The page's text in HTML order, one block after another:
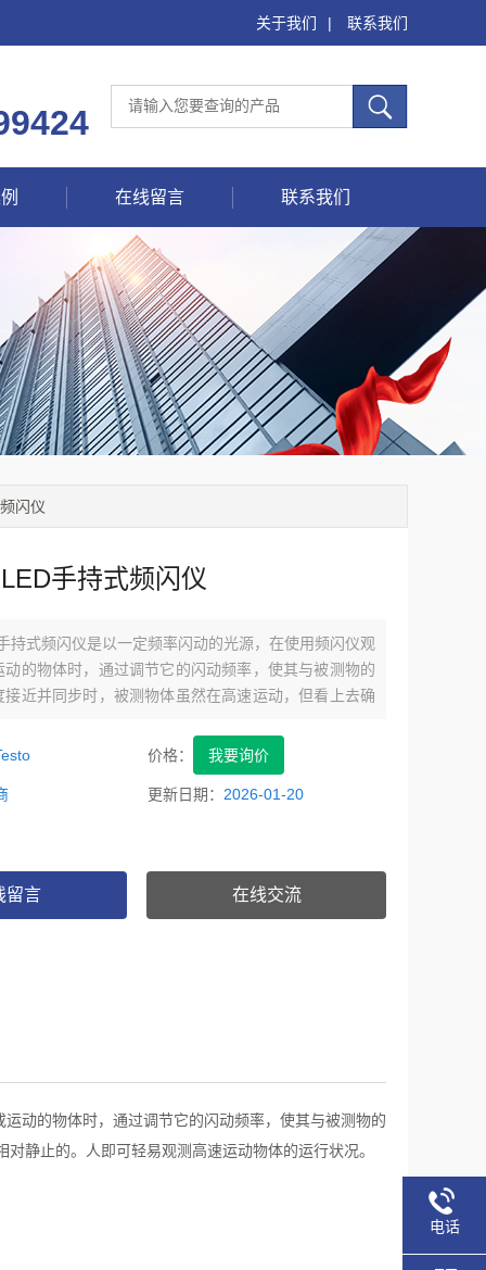
关于我们 | 联系我们
在线留言 联系我们
闪仪
手持式频闪仪
持式频闪仪是以一定频率闪动的光源，在使用频闪仪观
动的物体时，通过调节它的闪动频率，使其与被测物的
接近并同步时，被测物体虽然在高速运动，但看上去确
装市场线、装配线，灌装线、传输系统等。
价格： 我要询价
更新日期： 2026-01-20
留言 在线交流
动的物体时，通过调节它的闪动频率，使其与被测物的
静止的。人即可轻易观测高速运动物体的运行状况。
电话